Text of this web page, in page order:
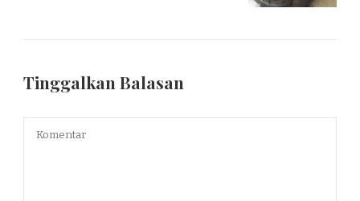
Tinggalkan Balasan